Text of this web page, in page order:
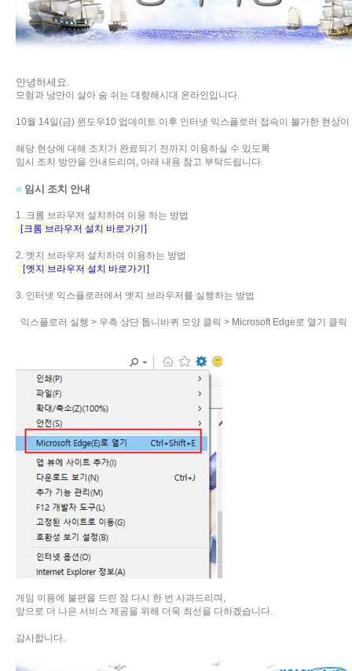
안녕하세요.
모험과 낭만이 살아 숨 쉬는 대항해시대 온라인입니다.
10월 14일(금) 윈도우10 업데이트 이후 인터넷 익스플로러 접속이 불가한 현상
해당 현상에 대해 조치가 완료되기 전까지 이용하실 수 있도록
임시 조치 방안을 안내드리며, 아래 내용 참고 부탁드립니다.
■ 임시 조치 안내
1. 크롬 브라우저 설치하여 이용 하는 방법
[크롬 브라우저 설치 바로가기]
2. 엣지 브라우저 설치하여 이용하는 방법
[엣지 브라우저 설치 바로가기]
3. 인터넷 익스플로러에서 엣지 브라우저를 실행하는 방법
익스플로러 실행 > 우측 상단 톱니바퀴 모양 클릭 > Microsoft Edge로 열기 클릭
게임 이용에 불편을 드린 점 다시 한 번 사과드리며,
앞으로 더 나은 서비스 제공을 위해 더욱 최선을 다하겠습니다.
감사합니다.